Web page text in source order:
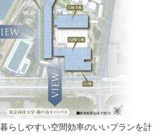
暮らしやすい空間効率のいいプランを計